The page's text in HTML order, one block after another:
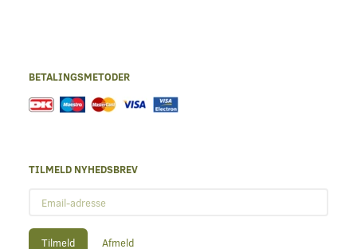
BETALINGSMETODER
TILMELD NYHEDSBREV
adresse
Tilmeld Afmeld